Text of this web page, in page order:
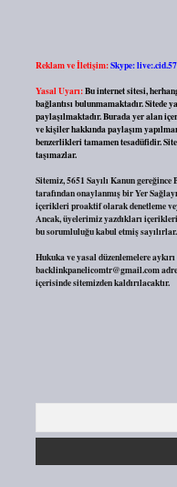
Reklam ve İletişim:Skype:
Yasal Uyarı:Bu internet sitesi,
bağlantısı bulunmamaktadır. Sitede
paylaşılmaktadır. Burada yer alan
ve kişiler hakkında paylaşım
benzerlikleri tamamen tesadüfidir.
taşımazlar.
Sitemiz, 5651 Sayılı Kanun
tarafından onaylanmış bir Yer
içerikleri proaktif olarak denetleme
Ancak, üyelerimiz yazdıkları
bu sorumluluğu kabul etmiş sayılırlar.
Hukuka ve yasal düzenlemelere
backlinkpanelicomtr@gmail.com
içerisinde sitemizden kaldırılacaktır.